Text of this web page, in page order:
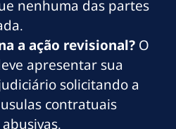
nenhuma das partes
a ação revisional? O
apresentar sua
solicitando a
contratuais